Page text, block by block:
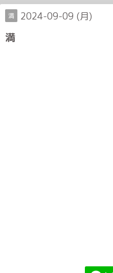
満 2024-09-09 (月)
満